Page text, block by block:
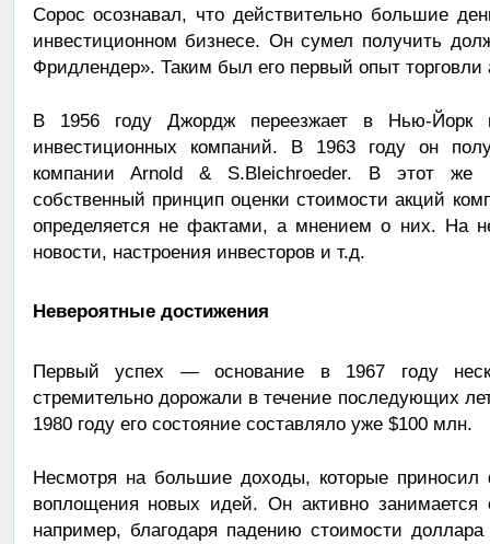
Сорос осознавал, что действительно большие
инвестиционном бизнесе. Он сумел получить
Фридлендер». Таким был его первый опыт торговли
В 1956 году Джордж переезжает в Нью-Йорк
инвестиционных компаний. В 1963 году он
компании Arnold & S.Bleichroeder. В этот же
собственный принцип оценки стоимости акций
определяется не фактами, а мнением о них. На
новости, настроения инвесторов и т.д.
Невероятные достижения
Первый успех — основание в 1967 году
стремительно дорожали в течение последующих
1980 году его состояние составляло уже $100 млн.
Несмотря на большие доходы, которые
воплощения новых идей. Он активно
например, благодаря падению стоимости